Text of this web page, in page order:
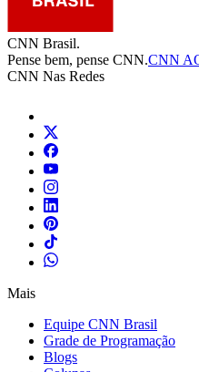
CNN Brasil.
Pense bem, pense CNN.CNN
CNN Nas Redes
Mais
Equipe CNN Brasil
Grade de Programação
Blogs